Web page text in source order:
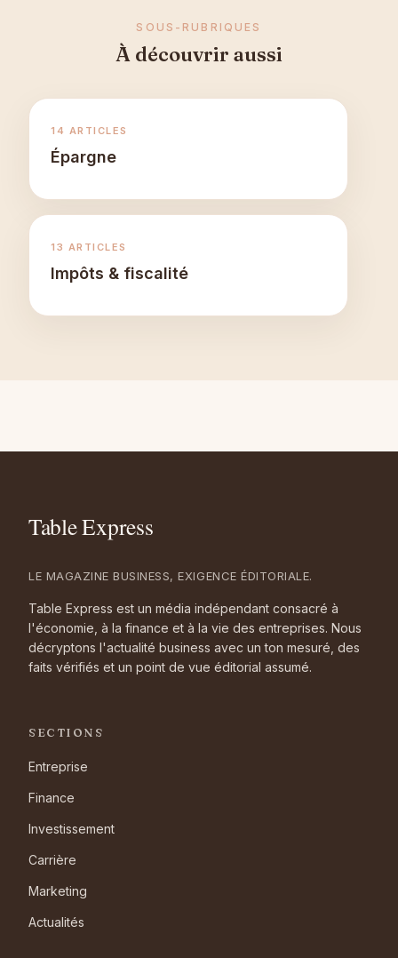
SOUS-RUBRIQUES
À découvrir aussi
14 ARTICLES
Épargne
13 ARTICLES
Impôts & fiscalité
LE MAGAZINE BUSINESS, EXIGENCE ÉDITORIALE.
Table Express est un média indépendant consacré à
l'économie, à la finance et à la vie des entreprises. Nous
décryptons l'actualité business avec un ton mesuré, des
faits vérifiés et un point de vue éditorial assumé.
SECTIONS
Entreprise
Finance
Investissement
Carrière
Marketing
Actualités